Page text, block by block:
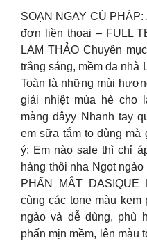
SOẠN NGAY CÚ
đơn liền thoai – FULL
LAM THẢO Chuyên
trắng sáng, mềm da nhà
Toàn là những mùi
giải nhiệt mùa hè cho
màng đâyy Nhanh tay
em sữa tắm to đùng
ý: Em nào sale thì chỉ
hàng thôi nha Ngọt
PHẤN MẮT DASIQUE
cùng các tone màu kem
ngào và dễ dùng, phù
phấn mịn mềm, lên màu